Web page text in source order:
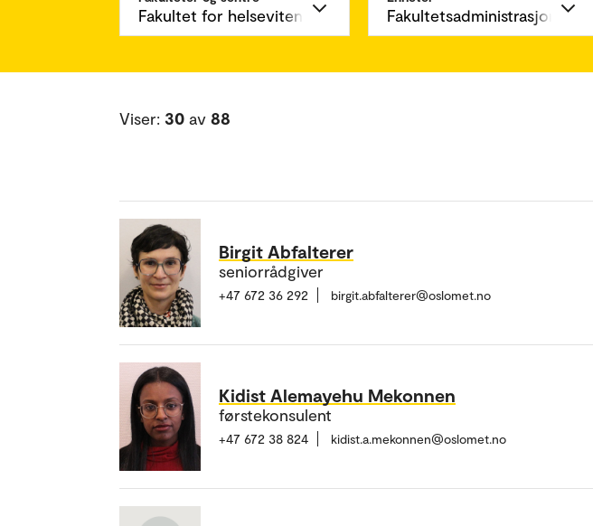
Viser: 30 av 88
Birgit Abfalterer
seniorrådgiver
+47 672 36 292 birgit.abfalterer@oslomet.no
Kidist Alemayehu Mekonnen
førstekonsulent
+47 672 38 824 kidist.a.mekonnen@oslomet.no